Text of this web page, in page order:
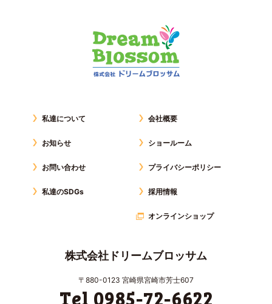
私達について
お知らせ
お問い合わせ
私達のSDGs
会社概要
ショールーム
プライバシーポリシー
採用情報
オンラインショップ
株式会社ドリームブロッサム
〒880-0123 宮崎県宮崎市芳士607
Tel 0985-72-6622